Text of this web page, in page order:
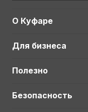
О Куфаре
Для бизнеса
Полезно
Безопасность